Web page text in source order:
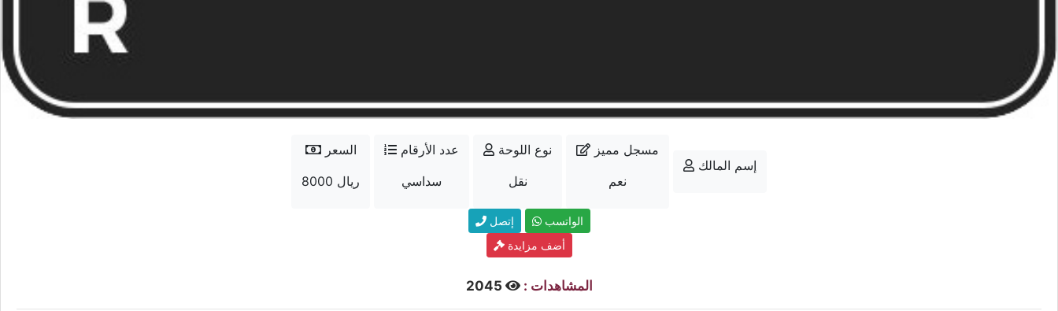
السعر
8000 ريال
عدد الأرقام
سداسي
نوع اللوحة
نقل
مسجل مميز
نعم
إسم المالك
إتصل
الواتسب
أضف مزايدة
المشاهدات :